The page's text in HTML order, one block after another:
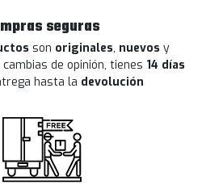
seguras
son originales, nuevos y
cambias de opinión, tienes 14 días
hasta la devolución